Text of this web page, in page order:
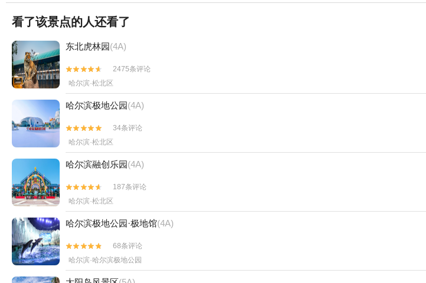
看了该景点的人还看了
东北虎林园(4A)


2475条评论
哈尔滨·松北区
哈尔滨极地公园(4A)


34条评论
哈尔滨·松北区
哈尔滨融创乐园(4A)


187条评论
哈尔滨·松北区
哈尔滨极地公园·极地馆(4A)


68条评论
哈尔滨·哈尔滨极地公园